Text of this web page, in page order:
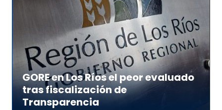
GORE en Los Ríos el peor evaluado
tras fiscalización de
Transparencia